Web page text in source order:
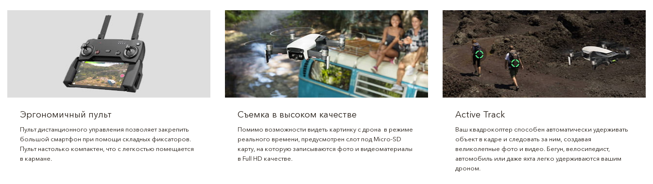
Эргономичный пульт
Пульт дистанционного управления позволяет закрепить
большой смартфон при помощи складных фиксаторов.
Пульт настолько компактен, что с легкостью помещается
в кармане.
Съемка в высоком качестве
Помимо возможности видеть картинку с дрона в режиме
реального времени, предусмотрен слот под Micro-SD
карту, на которую записываются фото и видеоматериалы
в Full HD качестве.
Active Track
Ваш квадрокоптер способен автоматически удерживать
объект в кадре и следовать за ним, создавая
великолепные фото и видео. Бегун, велосипедист,
автомобиль или даже яхта легко удерживаются вашим
дроном.